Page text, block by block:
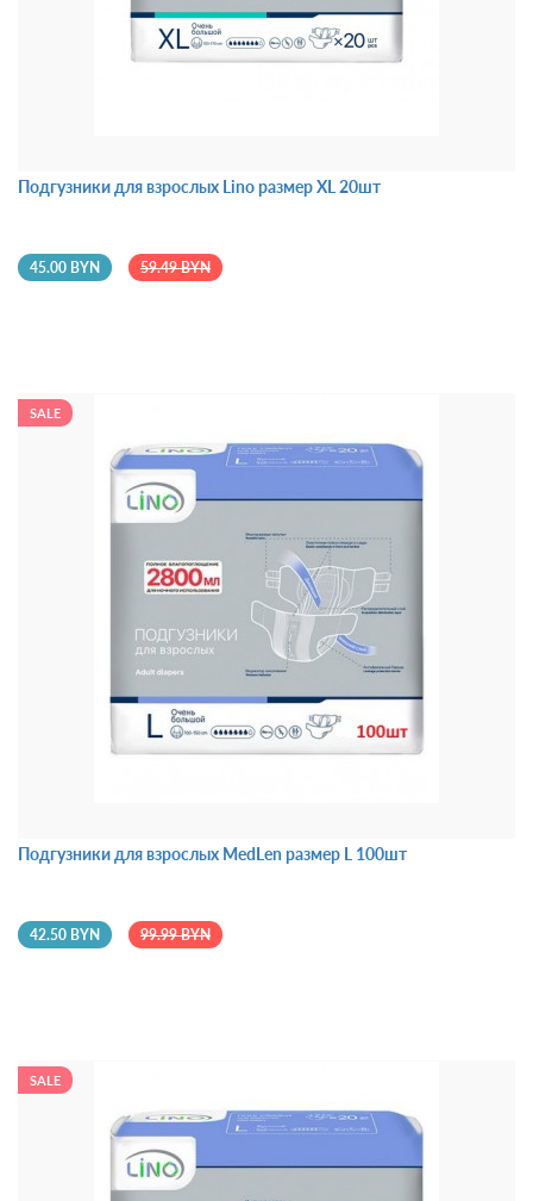
Подгузники для взрослых Lino размер XL 20шт
45.00 BYN 59.49 BYN
SALE
Подгузники для взрослых MedLen размер L 100шт
42.50 BYN 99.99 BYN
SALE